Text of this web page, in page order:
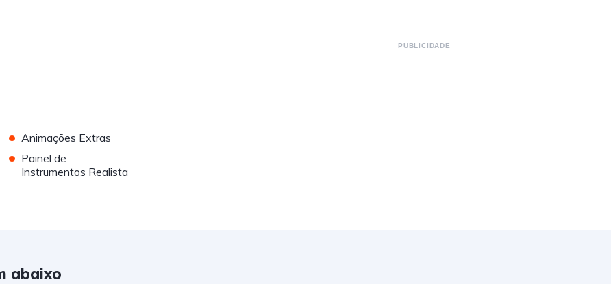
• Animações Extras
• Painel de
Instrumentos Realista
PUBLICIDADE
abaixo